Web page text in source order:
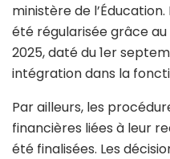
ministère de
été régularisée grâce
2025, daté du 1er
intégration dans la
Par ailleurs, les
financières liées à leur
été finalisées. Les